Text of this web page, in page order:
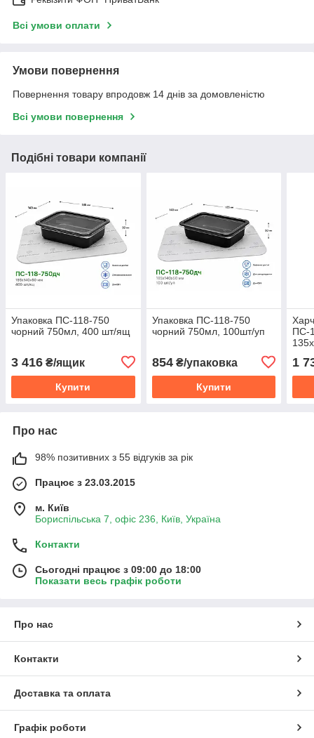
Всі умови оплати
Умови повернення
Повернення товару впродовж 14 днів за домовленістю
Всі умови повернення
Подібні товари компанії
Упаковка ПС-118-750
чорний 750мл, 400 шт/ящ
3 416 ₴/ящик
Купити
Упаковка ПС-118-750
чорний 750мл, 100шт/уп
854₴/упаковка
Купити
ПС-
1
Про нас
98% позитивних з 55 відгуків за рік
Працює з 23.03.2015
м. Київ
Бориспільська 7, офіс 236, Київ, Україна
Контакти
Сьогодні працює з 09:00 до 18:00
Показати весь графік роботи
Про нас
Контакти
Доставка та оплата
Графік роботи